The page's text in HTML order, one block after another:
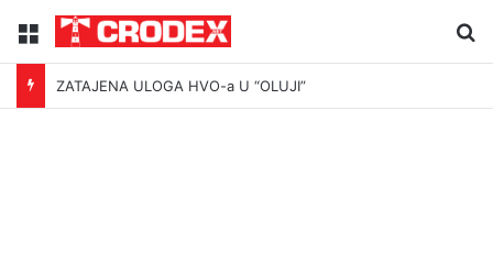
Menu
ZATAJENA ULOGA HVO-a U “OLUJI”